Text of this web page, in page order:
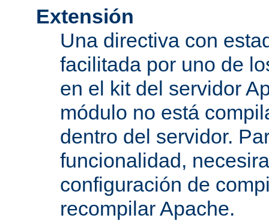
Extensión
Una directiva con
facilitada por uno de
en el kit del servidor
módulo no está
dentro del servidor.
funcionalidad,
configuración de
recompilar Apache.